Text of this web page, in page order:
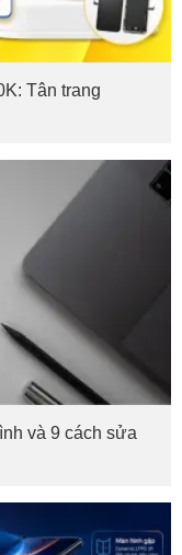
Tân trang
và 9 cách sửa